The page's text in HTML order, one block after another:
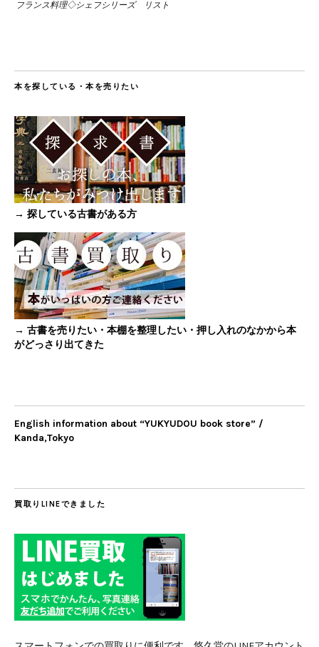
フランス料理◇シェフシリーズ リスト
本を探している・本を売りたい
→ 探している古書がある方
→ 古書を売りたい・本棚を整理したい・押し入れのなかから本
がどっさり出てきた
English information about “YUKYUDOU book store” /
Kanda,Tokyo
買取りLINEできました